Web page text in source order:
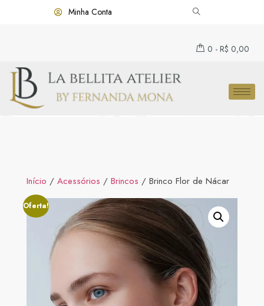
Minha Conta
0 - R$ 0,00
Início / Acessórios / Brincos / Brinco Flor de Nácar
Oferta!